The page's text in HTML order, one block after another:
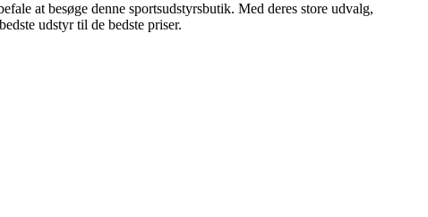
at besøge denne sportsudstyrsbutik. Med deres store udvalg,
udstyr til de bedste priser.